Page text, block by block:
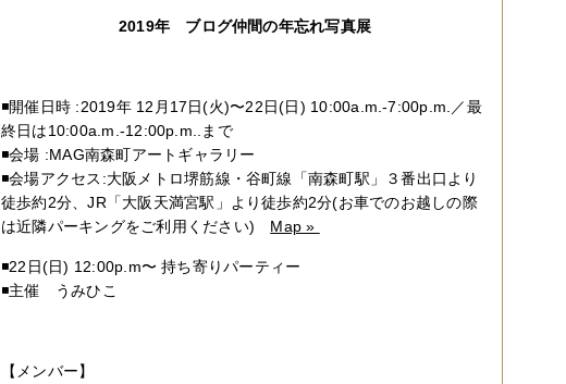
2019年 ブログ仲間の年忘れ写真展
◾️開催日時 :2019年 12月17日(火)〜22日(日) 10:00a.m.-7:00p.m.／最
終日は10:00a.m.-12:00p.m..まで
◾️会場 :MAG南森町アートギャラリー
◾️会場アクセス:大阪メトロ堺筋線・谷町線「南森町駅」３番出口より
徒歩約2分、JR「大阪天満宮駅」より徒歩約2分(お車でのお越しの際
は近隣パーキングをご利用ください) Map »
◾️22日(日) 12:00p.m〜 持ち寄りパーティー
◾️主催 うみひこ
【メンバー】